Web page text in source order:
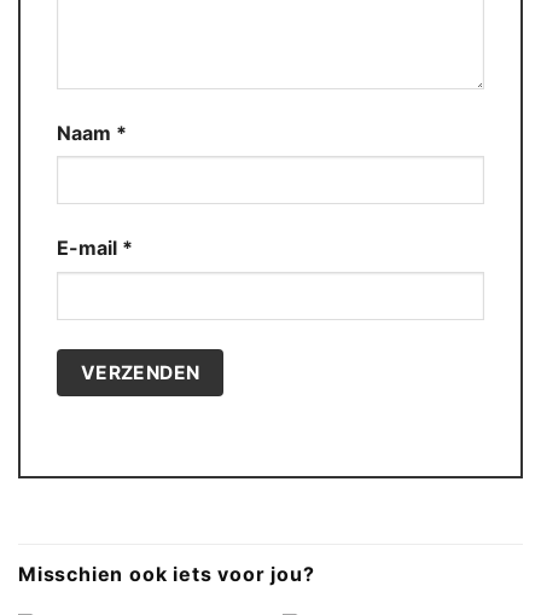
Naam *
E-mail *
Misschien ook iets voor jou?